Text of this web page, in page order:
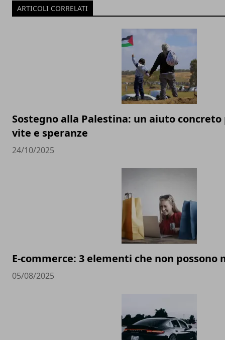
ARTICOLI CORRELATI
Sostegno alla Palestina: un aiuto
vite e speranze
24/10/2025
E-commerce: 3 elementi che non possono
05/08/2025